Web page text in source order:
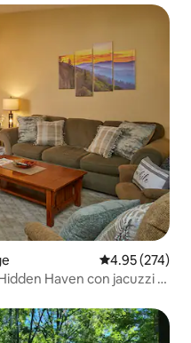
huéspedes
Calificación
4.95 (274)
Haven con jacuzzi y